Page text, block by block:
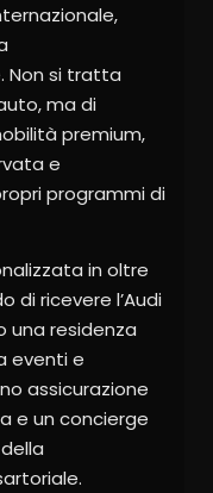
Non si tratta
ma di
premium,
e
programmi di
in oltre
di ricevere l’Audi
una residenza
eventi e
assicurazione
e un concierge